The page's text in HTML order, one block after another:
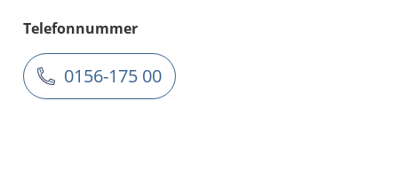
Telefonnummer
0156-175 00